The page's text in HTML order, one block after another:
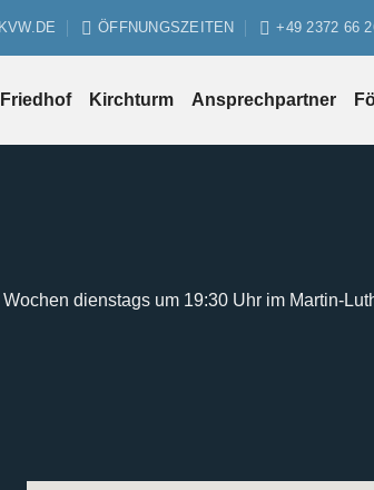
ÖFFNUNGSZEITEN +49 2372 66
Friedhof Kirchturm Ansprechpartner
dienstags um 19:30 Uhr im Martin-